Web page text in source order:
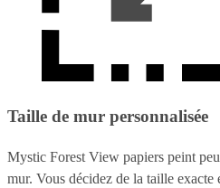
Taille de mur personnalisée
Mystic Forest View papiers peint
mur. Vous décidez de la taille exacte